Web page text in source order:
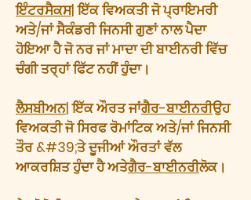
ਇੰਟਰਸੈਕਸ| ਇੱਕ ਵਿਅਕਤੀ ਜੋ ਪ੍ਰਾਇਮਰੀ
ਅਤੇ/ਜਾਂ ਸੈਕੰਡਰੀ ਜਿਨਸੀ ਗੁਣਾਂ ਨਾਲ ਪੈਦਾ
ਹੋਇਆ ਹੈ ਜੋ ਨਰ ਜਾਂ ਮਾਦਾ ਦੀ ਬਾਈਨਰੀ ਵਿੱਚ
ਚੰਗੀ ਤਰ੍ਹਾਂ ਫਿੱਟ ਨਹੀਂ ਹੁੰਦਾ।
ਲੈਸਬੀਅਨ| ਇੱਕ ਔਰਤ ਜਾਂਗੈਰ-ਬਾਈਨਰੀਉਹ
ਵਿਅਕਤੀ ਜੋ ਸਿਰਫ ਰੋਮਾਂਟਿਕ ਅਤੇ/ਜਾਂ ਜਿਨਸੀ
ਤੌਰ &#39;ਤੇ ਦੂਜੀਆਂ ਔਰਤਾਂ ਵੱਲ
ਆਕਰਸ਼ਿਤ ਹੁੰਦਾ ਹੈ ਅਤੇਗੈਰ-ਬਾਈਨਰੀਲੋਕ।